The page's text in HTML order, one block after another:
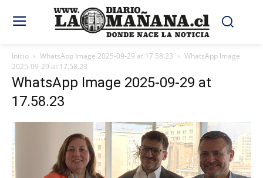
Inicio WhatsApp Image 2025-09-29 at 17.58.23
WhatsApp Image
2025-09-29 at 17.58.23
WhatsApp Image 2025-09-29 at
17.58.23